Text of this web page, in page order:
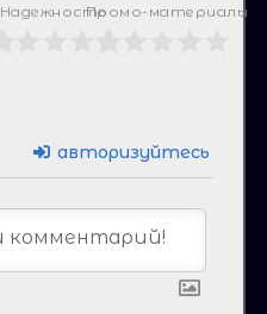
НадежностьПромо-материалы
авторизуйтесь